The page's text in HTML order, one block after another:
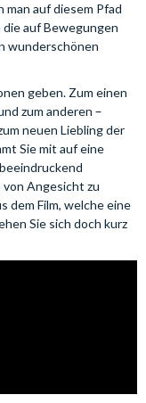
auf diesem Pfad
auf Bewegungen
wunderschönen
geben. Zum einen
zum anderen –
neuen Liebling der
Sie mit auf eine
von Angesicht zu
dem Film, welche eine
Sie sich doch kurz